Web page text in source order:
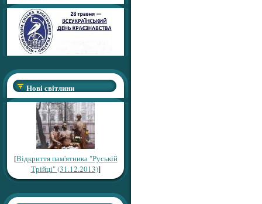
Нові світлини
[Відкриття пам'ятника "Руській
Трійці" (31.12.2013)]